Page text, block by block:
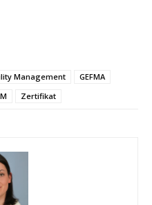
Management
GEFMA
Zertifikat